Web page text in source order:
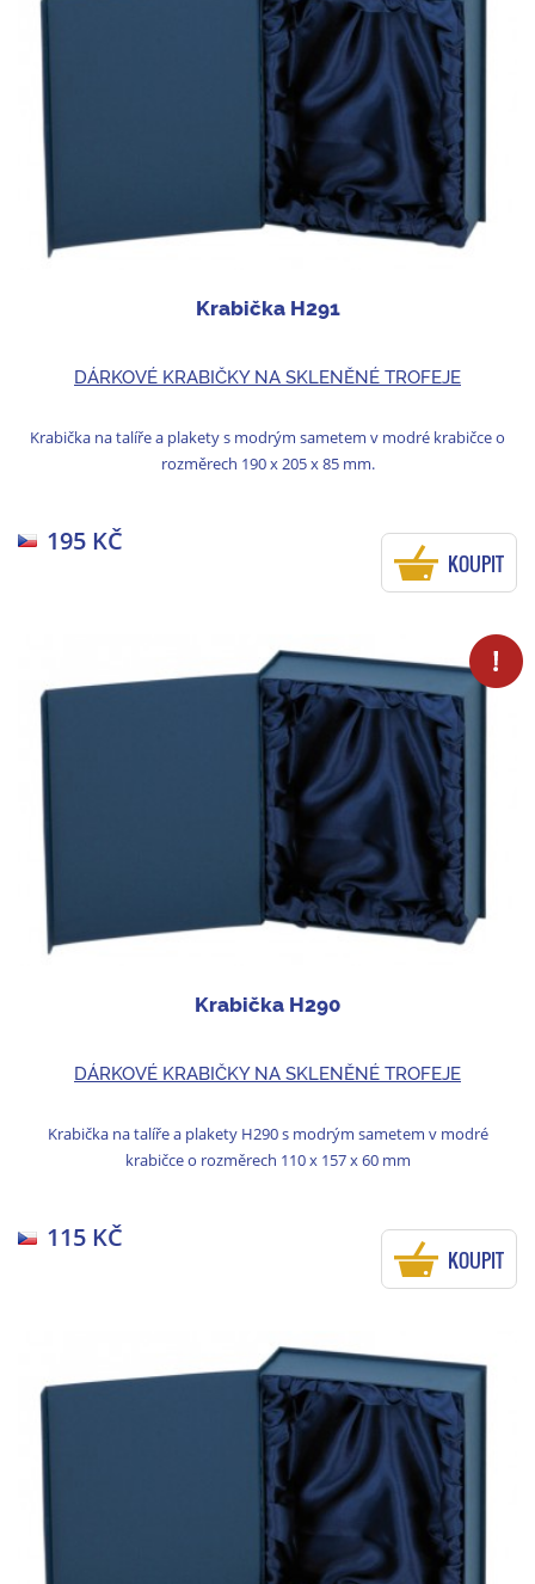
Krabička H291
DÁRKOVÉ KRABIČKY NA SKLENĚNÉ TROFEJE
Krabička na talíře a plakety s modrým sametem v modré krabičce o
rozměrech 190 x 205 x 85 mm.
195 KČ
KOUPIT
Krabička H290
DÁRKOVÉ KRABIČKY NA SKLENĚNÉ TROFEJE
Krabička na talíře a plakety H290 s modrým sametem v modré
krabičce o rozměrech 110 x 157 x 60 mm
115 KČ
KOUPIT